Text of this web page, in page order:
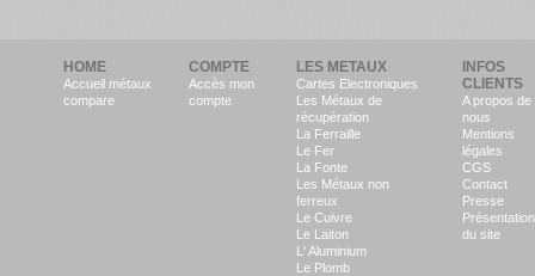
HOME
Accueil métaux
compare
COMPTE
Accès mon
compte
LES METAUX
Cartes Electroniques
Les Métaux de
récupération
La Ferraille
Le Fer
La Fonte
Les Métaux non
ferreux
Le Cuivre
Le Laiton
L' Aluminium
Le Plomb
INFOS
CLIENTS
A propos de
nous
Mentions
légales
CGS
Contact
Presse
Présentation
du site